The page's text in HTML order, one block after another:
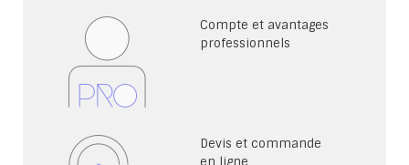
Compte et avantages
professionnels
Devis et commande
en ligne